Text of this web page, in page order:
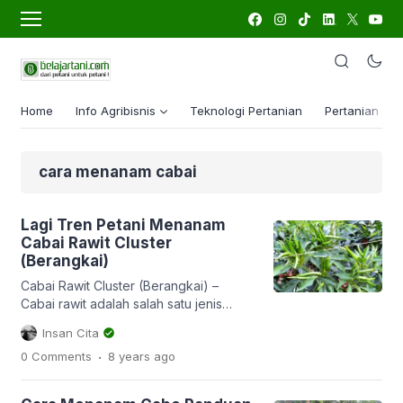
Home Info Agribisnis Teknologi Pertanian Pertanian
cara menanam cabai
Lagi Tren Petani Menanam
Cabai Rawit Cluster
(Berangkai)
Cabai Rawit Cluster (Berangkai) –
Cabai rawit adalah salah satu jenis
cabai andalan banyak petani cabai
Indonesia bahkan dunia, tentu karena
permintaannya pasarnya yang tinggi.
Insan Cita
0 Comments . 8 years ago